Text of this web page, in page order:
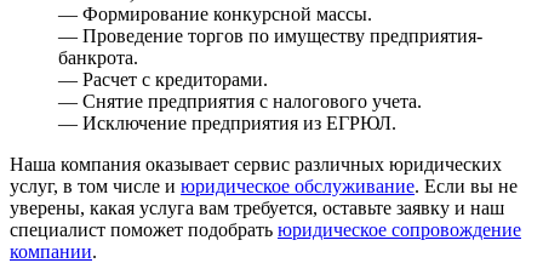
— Формирование конкурсной массы.
— Проведение торгов по имуществу предприятия-
банкрота.
— Расчет с кредиторами.
— Снятие предприятия с налогового учета.
— Исключение предприятия из ЕГРЮЛ.
Наша компания оказывает сервис различных юридических
услуг, в том числе и юридическое обслуживание. Если вы не
уверены, какая услуга вам требуется, оставьте заявку и наш
специалист поможет подобрать юридическое сопровождение
компании.